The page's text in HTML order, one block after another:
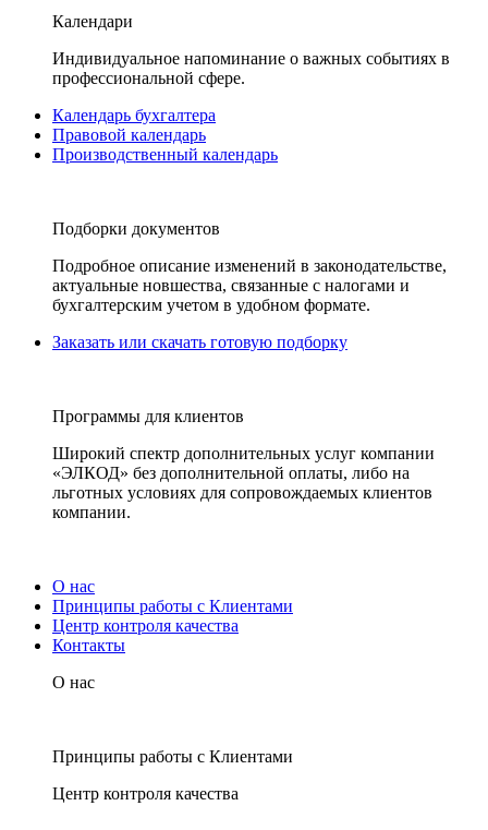
Календари
Индивидуальное напоминание о важных событиях в
профессиональной сфере.
Календарь бухгалтера
Правовой календарь
Производственный календарь
Подборки документов
Подробное описание изменений в законодательстве,
актуальные новшества, связанные с налогами и
бухгалтерским учетом в удобном формате.
Заказать или скачать готовую подборку
Программы для клиентов
Широкий спектр дополнительных услуг компании
«ЭЛКОД» без дополнительной оплаты, либо на
льготных условиях для сопровождаемых клиентов
компании.
О нас
Принципы работы с Клиентами
Центр контроля качества
Контакты
О нас
Принципы работы с Клиентами
Центр контроля качества